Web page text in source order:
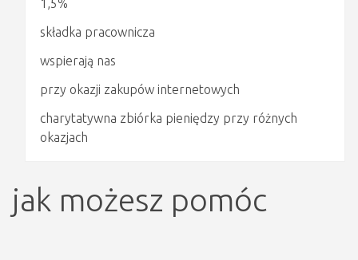
1,5%
składka pracownicza
wspierają nas
przy okazji zakupów internetowych
charytatywna zbiórka pieniędzy przy różnych
okazjach
jak możesz pomóc